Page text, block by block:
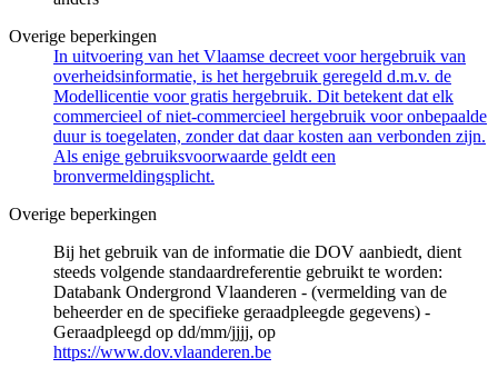
Overige beperkingen
In uitvoering van het Vlaamse decreet voor hergebruik van
overheidsinformatie, is het hergebruik geregeld d.m.v. de
Modellicentie voor gratis hergebruik. Dit betekent dat elk
commercieel of niet-commercieel hergebruik voor onbepaalde
duur is toegelaten, zonder dat daar kosten aan verbonden zijn.
Als enige gebruiksvoorwaarde geldt een
bronvermeldingsplicht.
Overige beperkingen
Bij het gebruik van de informatie die DOV aanbiedt, dient
steeds volgende standaardreferentie gebruikt te worden:
Databank Ondergrond Vlaanderen - (vermelding van de
beheerder en de specifieke geraadpleegde gegevens) -
Geraadpleegd op dd/mm/jjjj, op
https://www.dov.vlaanderen.be